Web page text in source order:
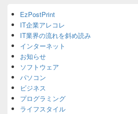
Sidebar
Widget
Area
EzPostPrint
IT企業アレコレ
IT業界の流れを斜め読み
インターネット
お知らせ
ソフトウェア
パソコン
ビジネス
プログラミング
ライフスタイル